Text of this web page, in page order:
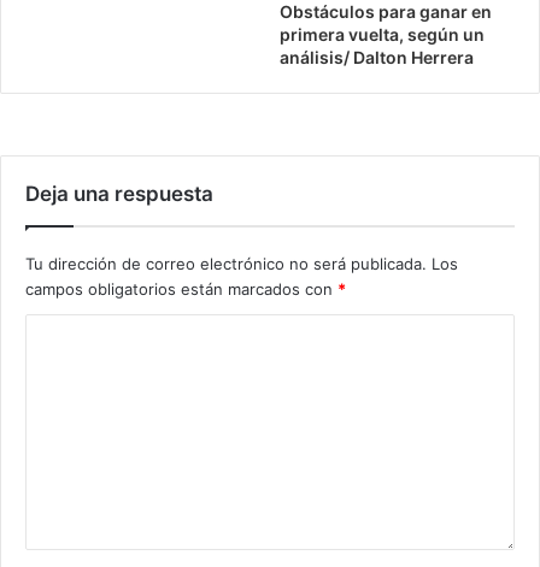
Obstáculos para ganar en
primera vuelta, según un
análisis/ Dalton Herrera
Deja una respuesta
Tu dirección de correo electrónico no será publicada. Los
campos obligatorios están marcados con *